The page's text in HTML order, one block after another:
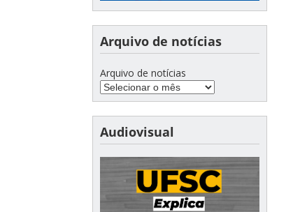
Arquivo de notícias
Arquivo de notícias
Audiovisual